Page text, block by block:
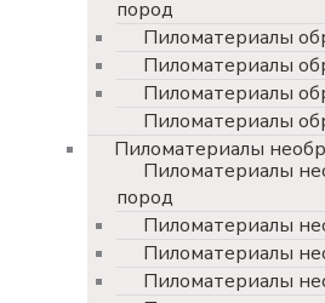
пород
Пиломатериалы
Пиломатериалы
Пиломатериалы
Пиломатериалы
Пиломатериалы
Пиломатериалы
пород
Пиломатериалы
Пиломатериалы
Пиломатериалы